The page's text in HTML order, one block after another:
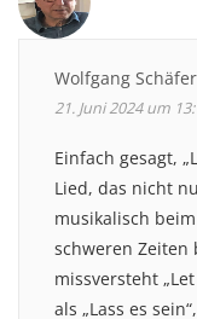
Wolfgang Schäfer
21. Juni 2024 um
Einfach gesagt,
Lied, das nicht
musikalisch
schweren Zeiten
missversteht
als „Lass es